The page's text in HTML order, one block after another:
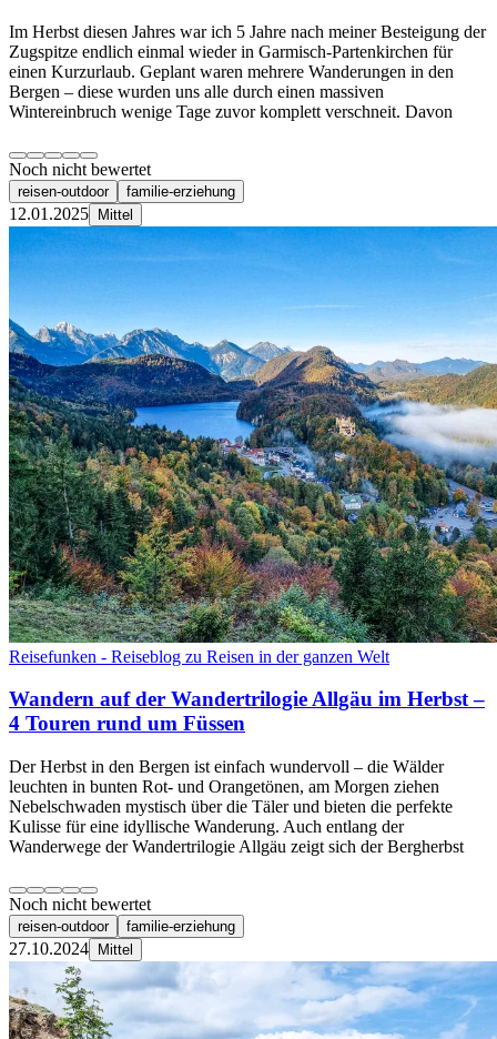
Im Herbst diesen Jahres war ich 5 Jahre nach meiner Besteigung der
Zugspitze endlich einmal wieder in Garmisch-Partenkirchen für
einen Kurzurlaub. Geplant waren mehrere Wanderungen in den
Bergen – diese wurden uns alle durch einen massiven
Wintereinbruch wenige Tage zuvor komplett verschneit. Davon
Noch nicht bewertet
reisen-outdoor familie-erziehung
12.01.2025 Mittel
Reisefunken - Reiseblog zu Reisen in der ganzen Welt
Wandern auf der Wandertrilogie Allgäu im Herbst –
4 Touren rund um Füssen
Der Herbst in den Bergen ist einfach wundervoll – die Wälder
leuchten in bunten Rot- und Orangetönen, am Morgen ziehen
Nebelschwaden mystisch über die Täler und bieten die perfekte
Kulisse für eine idyllische Wanderung. Auch entlang der
Wanderwege der Wandertrilogie Allgäu zeigt sich der Bergherbst
Noch nicht bewertet
reisen-outdoor familie-erziehung
27.10.2024 Mittel